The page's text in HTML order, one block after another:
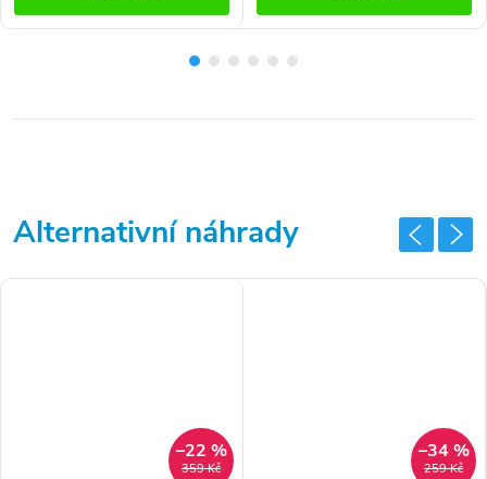
359 Kč
–22 %
259 Kč
–34 %